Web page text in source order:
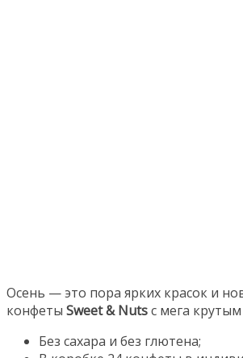
Осень — это пора ярких красок и
конфеты Sweet & Nutsс мега
Без сахара и без глютена;